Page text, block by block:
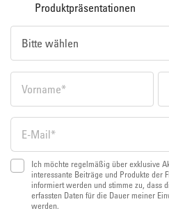
Produktpräsentationen
Ich möchte regelmäßig über exklusive
interessante Beiträge und Produkte der
informiert werden und stimme zu, dass
erfassten Daten für die Dauer meiner
werden.